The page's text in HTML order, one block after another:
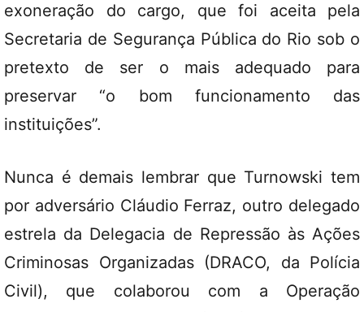
exoneração do cargo, que foi aceita pela
Secretaria de Segurança Pública do Rio sob o
pretexto de ser o mais adequado para
preservar “o bom funcionamento das
instituições”.
Nunca é demais lembrar que Turnowski tem
por adversário Cláudio Ferraz, outro delegado
estrela da Delegacia de Repressão às Ações
Criminosas Organizadas (DRACO, da Polícia
Civil), que colaborou com a Operação